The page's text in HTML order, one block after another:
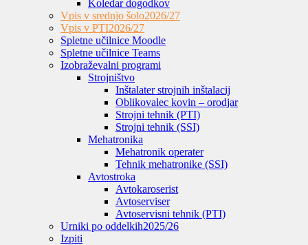
Koledar dogodkov
Vpis v srednjo šolo2026/27
Vpis v PTI2026/27
Spletne učilnice Moodle
Spletne učilnice Teams
Izobraževalni programi
Strojništvo
Inštalater strojnih inštalacij
Oblikovalec kovin – orodjar
Strojni tehnik (PTI)
Strojni tehnik (SSI)
Mehatronika
Mehatronik operater
Tehnik mehatronike (SSI)
Avtostroka
Avtokaroserist
Avtoserviser
Avtoservisni tehnik (PTI)
Urniki po oddelkih2025/26
Izpiti